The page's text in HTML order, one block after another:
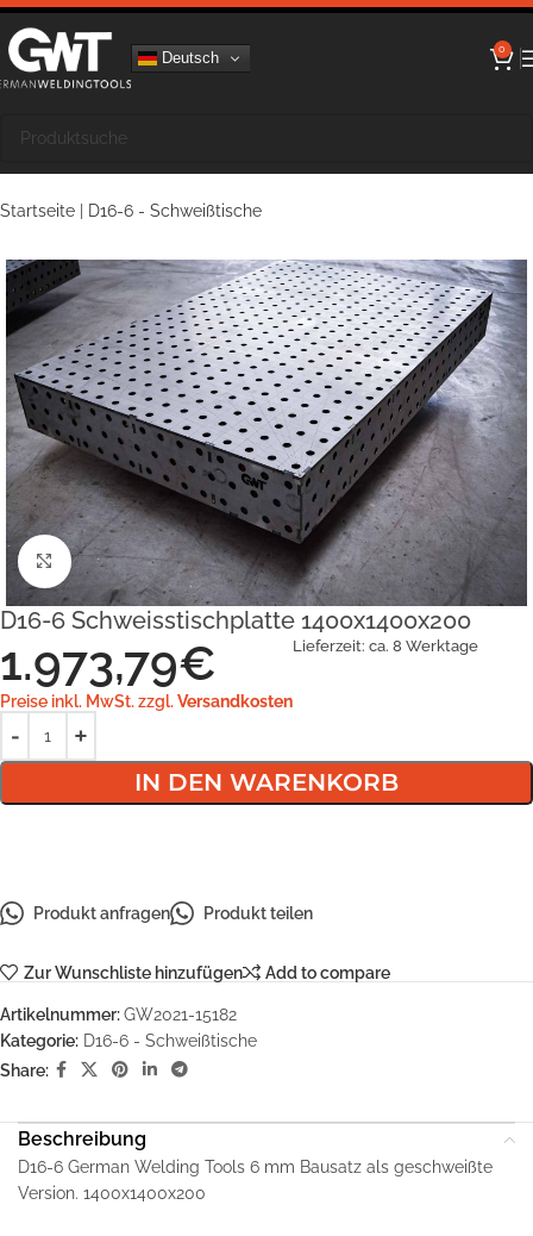
Deutsch 0
Startseite D16-6 - Schweißtische
Klick zum Vergrößern
D16-6 Schweisstischplatte 1400x1400x200
1.973,79€
Preise inkl. MwSt. zzgl.Versandkosten
Lieferzeit: ca. 8 Werktage
IN DEN WARENKORB
Produkt anfragen Produkt teilen
Zur Wunschliste hinzufügen Add to compare
Artikelnummer:GW2021-15182
Kategorie: D16-6 - Schweißtische
Share:
Beschreibung
D16-6 German Welding Tools 6 mm Bausatz als geschweißte
Version. 1400x1400x200